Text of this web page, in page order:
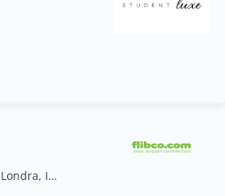
Coach Stop 20, at Montfichet Road, by Stratford City Bus Station, Londra, Inghilterra